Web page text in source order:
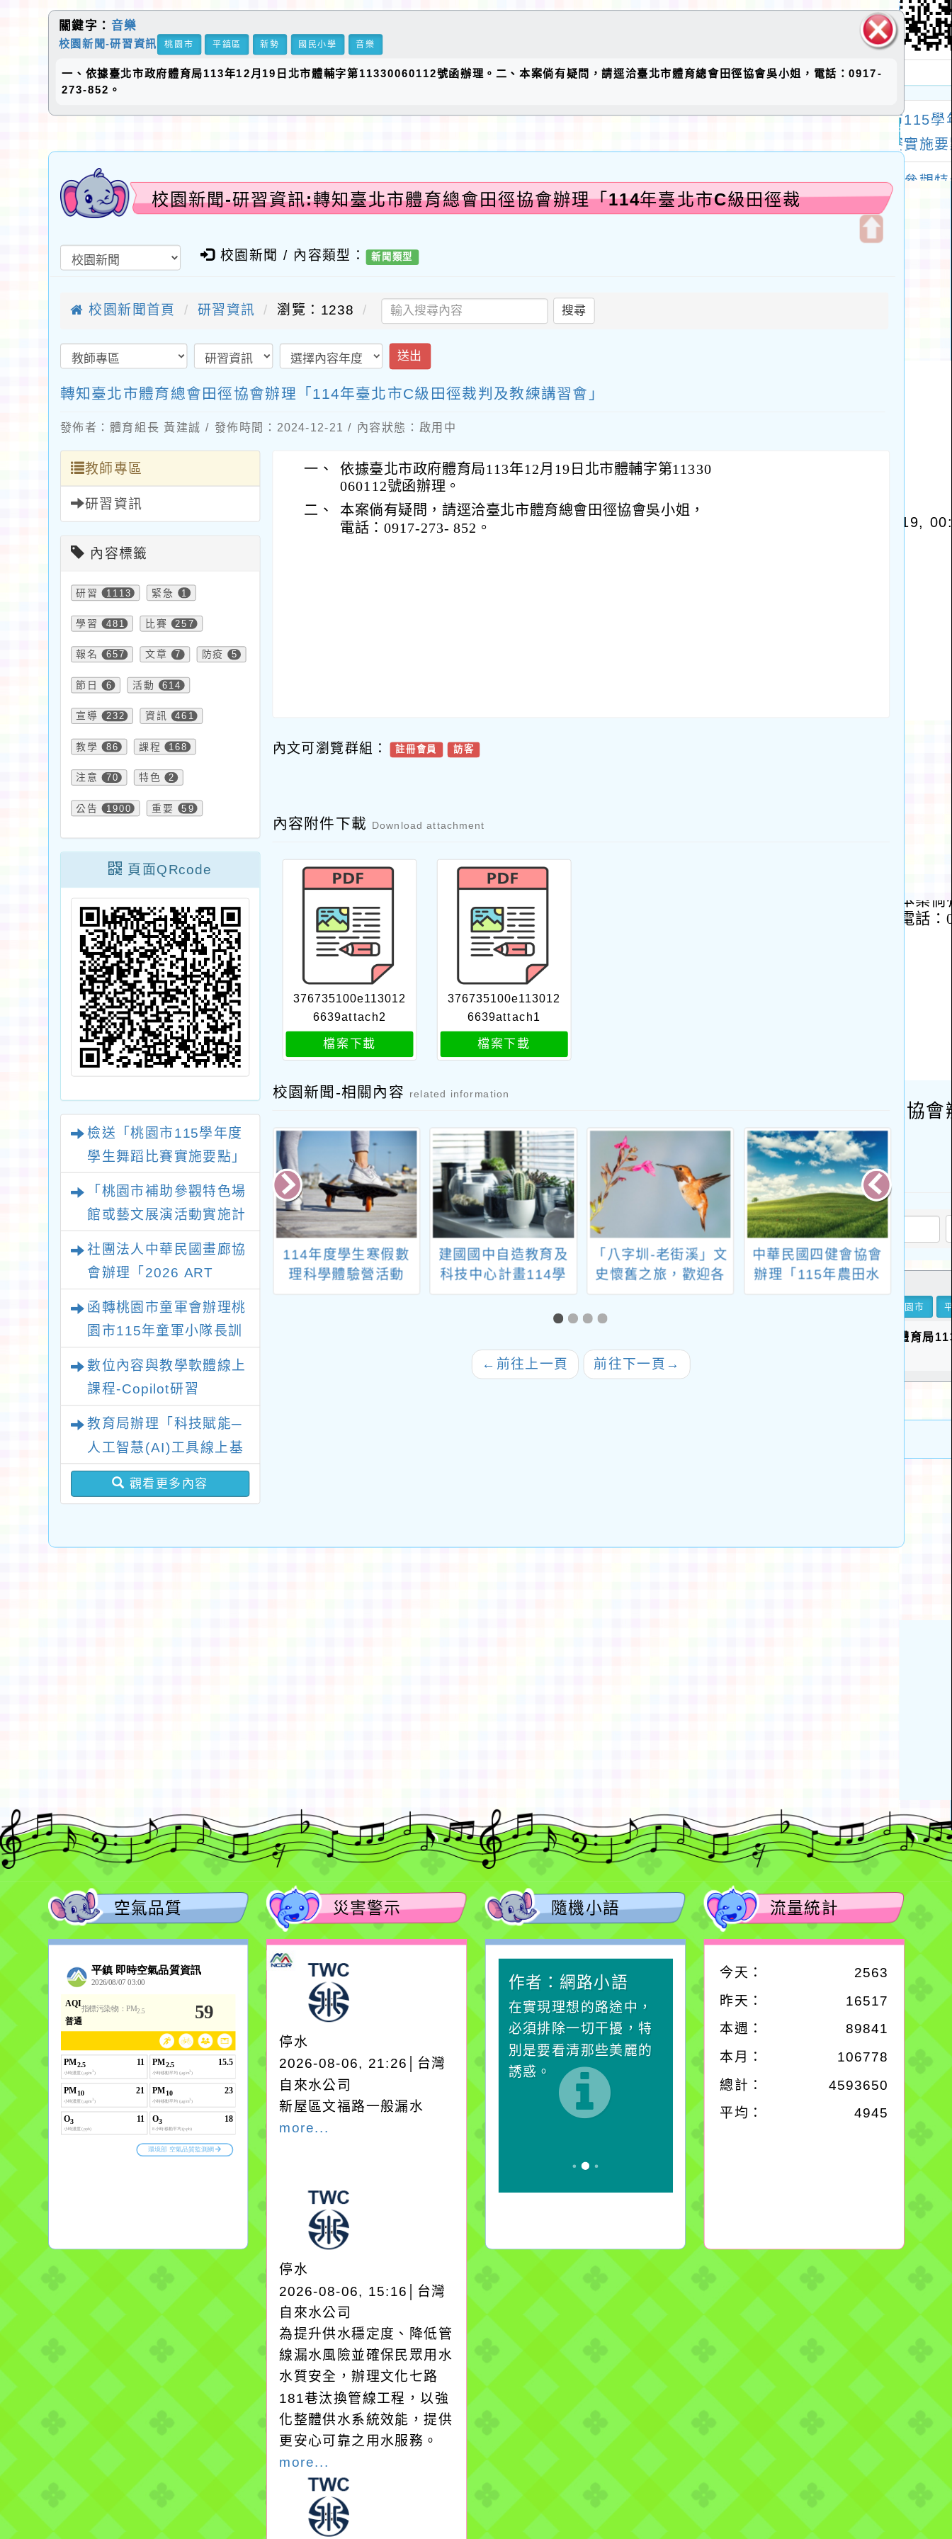
塊
關鍵字： 音樂
校園新聞-研習資訊 桃園市 平鎮區 新勢 國民小學 音樂
一、依據臺北市政府體育局113年12月19日北市體輔字第11330060112號函辦理。二、本案倘有疑問，請逕洽臺北市體育總會田徑協會吳小姐，電話：0917-
273-852。
校園新聞-研習資訊:轉知臺北市體育總會田徑協會辦理「114年臺北市C級田徑裁
校園新聞 / 內容類型： 新聞類型
校園新聞首頁 研習資訊 瀏覽：1238 搜尋
送出
轉知臺北市體育總會田徑協會辦理「114年臺北市C級田徑裁判及教練講習會」
發佈者：體育組長 黃建誠 / 發佈時間：2024-12-21 / 內容狀態：啟用中
教師專區
研習資訊
內容標籤
研習 1113 緊急 1
學習 481 比賽 257
報名 657 文章 7 防疫 5
節日 6 活動 614
宣導 232 資訊 461
教學 86 課程 168
注意 70 特色 2
公告 1900 重要 59
頁面QRcode
檢送「桃園市115學年度
學生舞蹈比賽實施要點」
「桃園市補助參觀特色場
館或藝文展演活動實施計
社團法人中華民國畫廊協
會辦理「2026 ART
函轉桃園市童軍會辦理桃
園市115年童軍小隊長訓
練營活動
數位內容與教學軟體線上
課程-Copilot研習
教育局辦理「科技賦能─
人工智慧(AI)工具線上基
礎課程」一案，鼓勵教師
踴躍觀看修習，以提升數
觀看更多內容
一、
依據臺北市政府體育局113年12月19日北市體輔字第11330
060112號函辦理。
二、 本案倘有疑問，請逕洽臺北市體育總會田徑協會吳小姐，
電話：0917-273- 852。
內文可瀏覽群組： 註冊會員 訪客
內容附件下載 Download attachment
376735100e113012
6639attach2
檔案下載
376735100e113012
6639attach1
檔案下載
校園新聞-相關內容 related information
小辦理「墨藝
美學樂在桃－
師資專業成長
畫」初階、進
本市辦理「推動中小
學數位學習精進方
月場)
114年度學生寒假數
理科學體驗營活動
建國國中自造教育及
科技中心計畫114學
「八字圳-老街溪」文
史懷舊之旅，歡迎各
中華民國四健會協會
辦理「115年農田水
← 前往上一頁 前往下一頁 →
空氣品質 災害警示
停水
2026-08-06, 21:26│台灣
自來水公司
新屋區文福路一般漏水
more...
停水
2026-08-06, 15:16│台灣
自來水公司
為提升供水穩定度、降低管
線漏水風險並確保民眾用水
水質安全，辦理文化七路
181巷汰換管線工程，以強
化整體供水系統效能，提供
更安心可靠之用水服務。
more...
隨機小語
作者：網路小語
一杯清水因滴入一滴污
在而變清澈。
作者：網路小語
在實現理想的路途中，
必須排除一切干擾，特
別是要看清那些美麗的
誘惑。
作者：網路小語
生活是一面鏡子。你對
它笑，它就對你笑；你
對它哭，它也對你哭。
流量統計
今天： 2563
昨天： 16517
本週：
89841
本月：
106778
總計：
4593650
平均：
4945